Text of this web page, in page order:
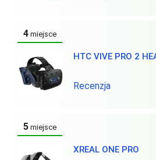
4 miejsce
HTC VIVE PRO 2
Recenzja
5 miejsce
XREAL ONE PRO